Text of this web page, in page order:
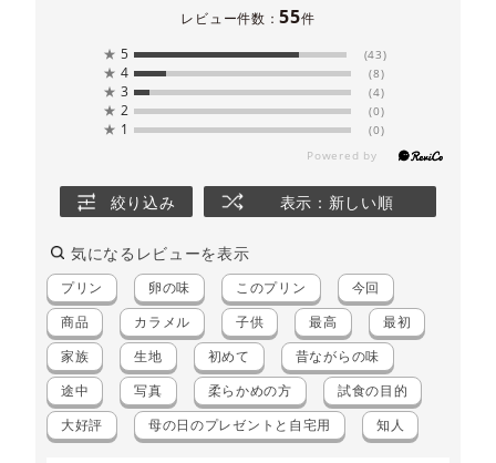
レビュー件数：55件
★ 5 (43)
★ 4 (8)
★ 3 (4)
★ 2 (0)
★ 1 (0)
絞り込み 表示：新しい順
気になるレビューを表示
プリン 卵の味 このプリン 今回
商品 カラメル 子供 最高 最初
家族 生地 初めて 昔ながらの味
途中 写真 柔らかめの方 試食の目的
大好評 母の日のプレゼントと自宅用 知人